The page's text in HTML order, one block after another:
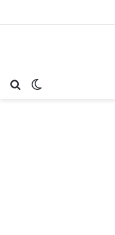
الوضع